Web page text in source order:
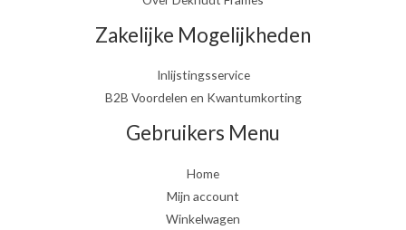
Zakelijke Mogelijkheden
Inlijstingsservice
B2B Voordelen en Kwantumkorting
Gebruikers Menu
Home
Mijn account
Winkelwagen